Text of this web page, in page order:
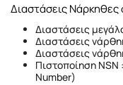
Διαστάσεις Νάρκηθες
Διαστάσεις
Διαστάσεις
Διαστάσεις
Πιστοποίηση
Number)